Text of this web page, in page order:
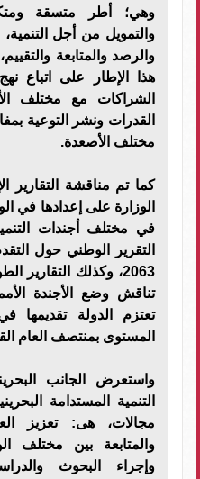
وهي؛ أطر متسقة
والتمويل من أجل
والرصد والمتابعة
هذا الإطار على اتباع
الشراكات مع مختلف
القدرات ونشر التوعية
مختلف الأصعدة.
كما تم مناقشة التقارير
الوزارة على إعدادها في
في مختلف أجندات
التقرير الوطني حول
2063، وكذلك التقارير
تعتزم الدولة تقديمها
المستوى بمنتصف العام
واستعرض الجانب
التنمية المستدامة
مجالات، هى: تعزيز
والمتابعة بين مختلف
وإجراء البحوث